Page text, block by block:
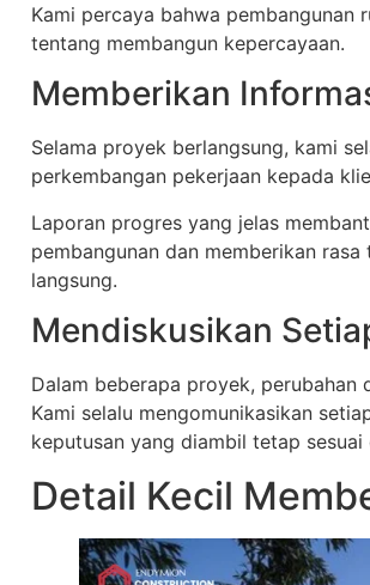
Kami percaya bahwa pembangunan
tentang membangun kepercayaan.
Memberikan
Selama proyek berlangsung, kami
perkembangan pekerjaan kepada
Laporan progres yang jelas
pembangunan dan memberikan
langsung.
Mendiskusikan
Dalam beberapa proyek, perubahan
Kami selalu mengomunikasikan
keputusan yang diambil tetap
Detail Kecil